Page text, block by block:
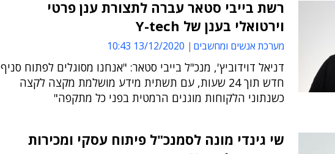
רשת בייבי סטאר עברה לתצורת ענן פרטי
וירטואלי בענן של Y-tech
מערכת אנשים ומחשבים 13/12/2020 10:43
דניאל דוידוביץ', מנכ"ל בייבי סטאר: "אנחנו מסוגלים לפתוח סניף
חדש תוך 24 שעות, עם תשתית מידע מושלמת מקצה לקצה
כשנתוני הלקוחות מוגנים הרמטית בפני כל מתקפה"
שי גינדי מונה לסמנכ"ל פיתוח עסקי ומכירות